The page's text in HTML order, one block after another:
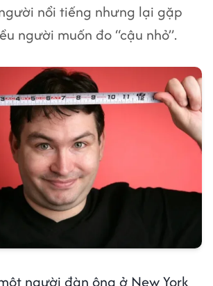
nổi tiếng nhưng lại gặp
người muốn đo “cậu nhỏ”.
người đàn ông ở New York